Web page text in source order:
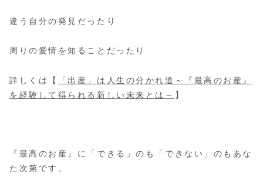
違う自分の発見だったり
周りの愛情を知ることだったり
詳しくは【
「出産」は人生の分かれ道～『最高のお産』
を経験して得られる新しい未来とは～ 】
『最高のお産』に「できる」のも「できない」のもあな
た次第です。